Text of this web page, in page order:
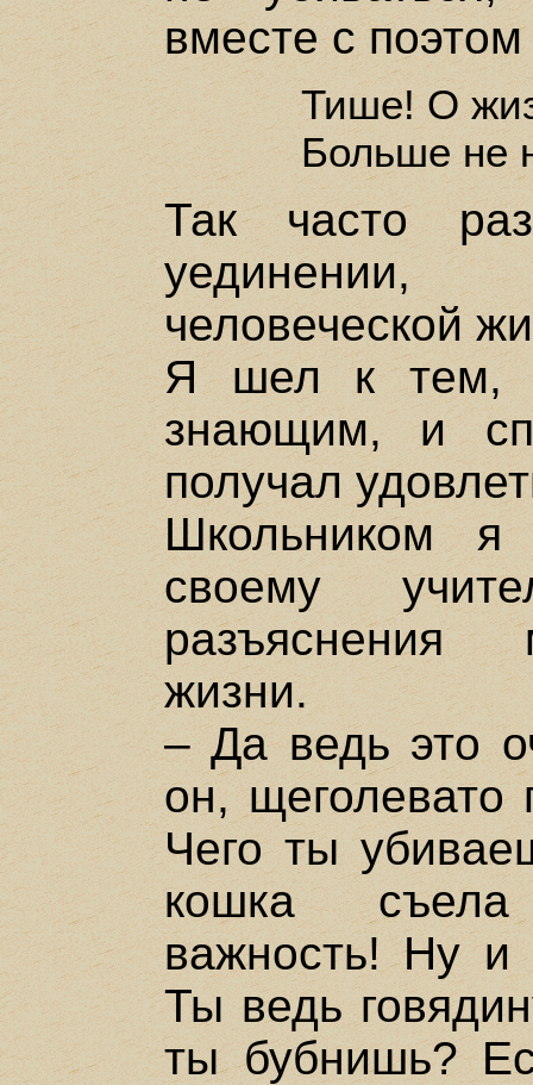
вместе с поэтом
Тише! О
Больше не
Так часто
уединении,
человеческой
Я шел к тем,
знающим, и
получал
Школьником
своему
разъяснения
жизни.
– Да ведь это
он, щеголевато
Чего ты
кошка
важность! Ну
Ты ведь
ты бубнишь?